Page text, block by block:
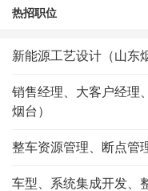
热招职位
新能源工艺设计（山东
销售经理、大客户经理
烟台）
整车资源管理、断点管
车型、系统集成开发、